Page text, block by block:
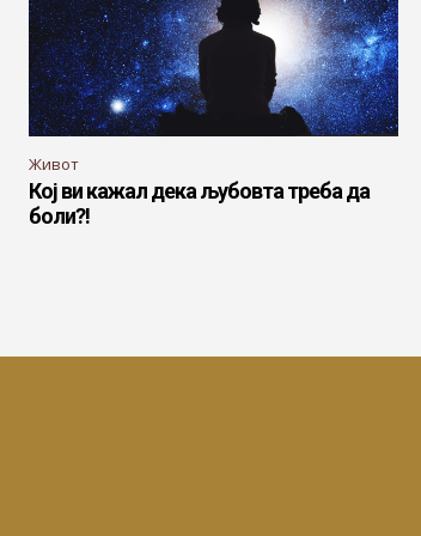
Живот
Кој ви кажал дека љубовта треба да
боли?!